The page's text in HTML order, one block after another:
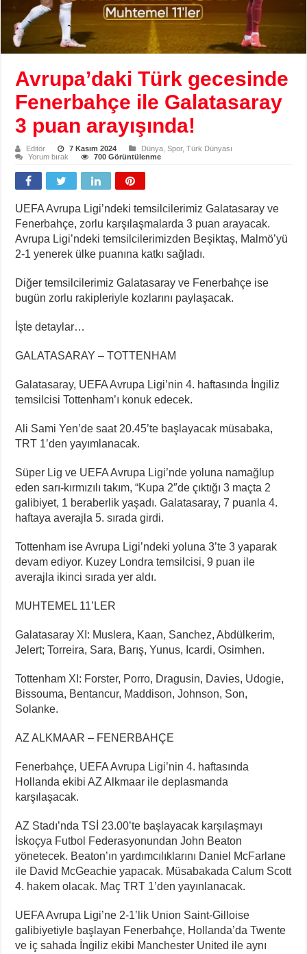
Avrupa’daki Türk gecesinde
Fenerbahçe ile Galatasaray
3 puan arayışında!
Editör 7 Kasım 2024 Dünya,Spor,Türk Dünyası
Yorum bırak
700 Görüntülenme
UEFA Avrupa Ligi’ndeki temsilcilerimiz Galatasaray ve
Fenerbahçe, zorlu karşılaşmalarda 3 puan arayacak.
Avrupa Ligi’ndeki temsilcilerimizden Beşiktaş, Malmö’yü
2-1 yenerek ülke puanına katkı sağladı.
Diğer temsilcilerimiz Galatasaray ve Fenerbahçe ise
bugün zorlu rakipleriyle kozlarını paylaşacak.
İşte detaylar…
GALATASARAY – TOTTENHAM
Galatasaray, UEFA Avrupa Ligi’nin 4. haftasında İngiliz
temsilcisi Tottenham’ı konuk edecek.
Ali Sami Yen’de saat 20.45’te başlayacak müsabaka,
TRT 1’den yayımlanacak.
Süper Lig ve UEFA Avrupa Ligi’nde yoluna namağlup
eden sarı-kırmızılı takım, “Kupa 2″de çıktığı 3 maçta 2
galibiyet, 1 beraberlik yaşadı. Galatasaray, 7 puanla 4.
haftaya averajla 5. sırada girdi.
Tottenham ise Avrupa Ligi’ndeki yoluna 3’te 3 yaparak
devam ediyor. Kuzey Londra temsilcisi, 9 puan ile
averajla ikinci sırada yer aldı.
MUHTEMEL 11’LER
Galatasaray XI: Muslera, Kaan, Sanchez, Abdülkerim,
Jelert; Torreira, Sara, Barış, Yunus, Icardi, Osimhen.
Tottenham XI: Forster, Porro, Dragusin, Davies, Udogie,
Bissouma, Bentancur, Maddison, Johnson, Son,
Solanke.
AZ ALKMAAR – FENERBAHÇE
Fenerbahçe, UEFA Avrupa Ligi’nin 4. haftasında
Hollanda ekibi AZ Alkmaar ile deplasmanda
karşılaşacak.
AZ Stadı’nda TSİ 23.00’te başlayacak karşılaşmayı
İskoçya Futbol Federasyonundan John Beaton
yönetecek. Beaton’ın yardımcılıklarını Daniel McFarlane
ile David McGeachie yapacak. Müsabakada Calum Scott
4. hakem olacak. Maç TRT 1’den yayınlanacak.
UEFA Avrupa Ligi’ne 2-1’lik Union Saint-Gilloise
galibiyetiyle başlayan Fenerbahçe, Hollanda’da Twente
ve iç sahada İngiliz ekibi Manchester United ile aynı